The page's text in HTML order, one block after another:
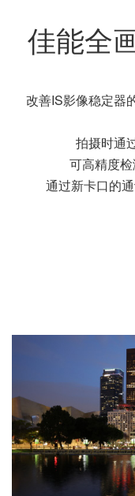
佳能全
改善IS影像稳定器
拍摄时通
可高精度
通过新卡口的